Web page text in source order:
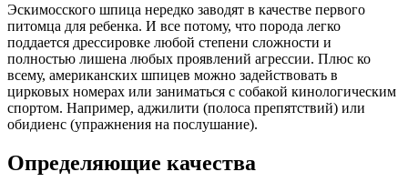
Эскимосского шпица нередко заводят в качестве первого
питомца для ребенка. И все потому, что порода легко
поддается дрессировке любой степени сложности и
полностью лишена любых проявлений агрессии. Плюс ко
всему, американских шпицев можно задействовать в
цирковых номерах или заниматься с собакой кинологическим
спортом. Например, аджилити (полоса препятствий) или
обидиенс (упражнения на послушание).
Определяющие качества